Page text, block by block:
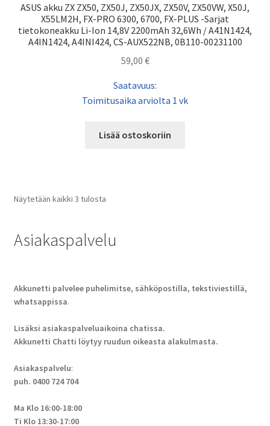
ASUS akku ZX ZX50, ZX50J, ZX50JX, ZX50V, ZX50VW, X50J,
X55LM2H, FX-PRO 6300, 6700, FX-PLUS -Sarjat
tietokoneakku Li-Ion 14,8V 2200mAh 32,6Wh / A41N1424,
A4IN1424, A4INI424, CS-AUX522NB, 0B110-00231100
59,00 €
Saatavuus:
Toimitusaika arviolta 1 vk
Lisää ostoskoriin
Näytetään kaikki 3 tulosta
Asiakaspalvelu
Akkunetti palvelee puhelimitse, sähköpostilla, tekstiviestillä,
whatsappissa.
Lisäksi asiakaspalveluaikoina chatissa.
Akkunetti Chatti löytyy ruudun oikeasta alakulmasta.
Asiakaspalvelu:
puh. 0400 724 704
Ma Klo 16:00-18:00
Ti Klo 13:30-17:00